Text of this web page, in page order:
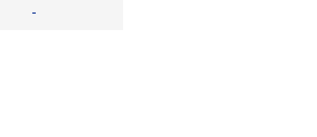
-